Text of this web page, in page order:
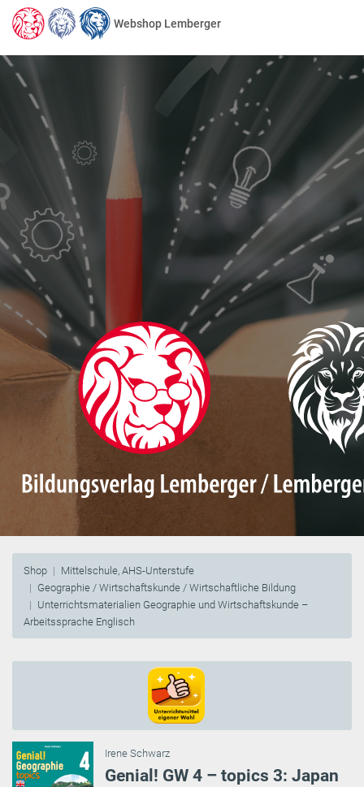
Webshop Lemberger
Shop
Mittelschule, AHS-Unterstufe
Geographie / Wirtschaftskunde / Wirtschaftliche Bildung
Unterrichtsmaterialien Geographie und Wirtschaftskunde –
Arbeitssprache Englisch
Irene Schwarz
Genial! GW 4 – topics 3: Japan